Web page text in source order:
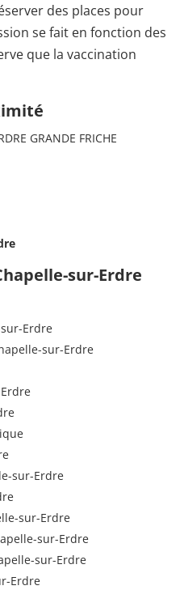
des places pour
se fait en fonction des
que la vaccination
GRANDE FRICHE
sur-Erdre
Erdre
sur-Erdre
sur-Erdre
sur-Erdre
sur-Erdre
sur-Erdre
Erdre